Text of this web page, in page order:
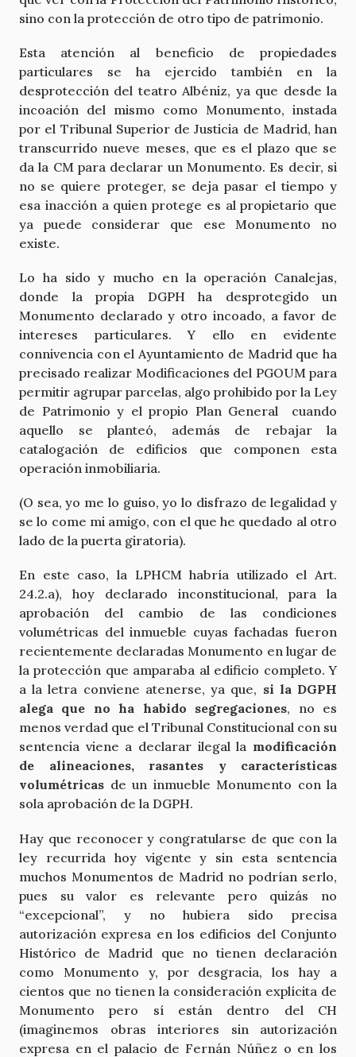
sino con la protección de otro tipo de patrimonio.
Esta atención al beneficio de propiedades
particulares se ha ejercido también en la
desprotección del teatro Albéniz, ya que desde la
incoación del mismo como Monumento, instada
por el Tribunal Superior de Justicia de Madrid, han
transcurrido nueve meses, que es el plazo que se
da la CM para declarar un Monumento. Es decir, si
no se quiere proteger, se deja pasar el tiempo y
esa inacción a quien protege es al propietario que
ya puede considerar que ese Monumento no
existe.
Lo ha sido y mucho en la operación Canalejas,
donde la propia DGPH ha desprotegido un
Monumento declarado y otro incoado, a favor de
intereses particulares. Y ello en evidente
connivencia con el Ayuntamiento de Madrid que ha
precisado realizar Modificaciones del PGOUM para
permitir agrupar parcelas, algo prohibido por la Ley
de Patrimonio y el propio Plan General cuando
aquello se planteó, además de rebajar la
catalogación de edificios que componen esta
operación inmobiliaria.
(O sea, yo me lo guiso, yo lo disfrazo de legalidad y
se lo come mi amigo, con el que he quedado al otro
lado de la puerta giratoria).
En este caso, la LPHCM habría utilizado el Art.
24.2.a), hoy declarado inconstitucional, para la
aprobación del cambio de las condiciones
volumétricas del inmueble cuyas fachadas fueron
recientemente declaradas Monumento en lugar de
la protección que amparaba al edificio completo. Y
a la letra conviene atenerse, ya que, si la DGPH
alega que no ha habido segregaciones, no es
menos verdad que el Tribunal Constitucional con su
sentencia viene a declarar ilegal la modificación
de alineaciones, rasantes y características
volumétricas de un inmueble Monumento con la
sola aprobación de la DGPH.
Hay que reconocer y congratularse de que con la
ley recurrida hoy vigente y sin esta sentencia
muchos Monumentos de Madrid no podrían serlo,
pues su valor es relevante pero quizás no
“excepcional”, y no hubiera sido precisa
autorización expresa en los edificios del Conjunto
Histórico de Madrid que no tienen declaración
como Monumento y, por desgracia, los hay a
cientos que no tienen la consideración explícita de
Monumento pero sí están dentro del CH
(imaginemos obras interiores sin autorización
expresa en el palacio de Fernán Núñez o en los